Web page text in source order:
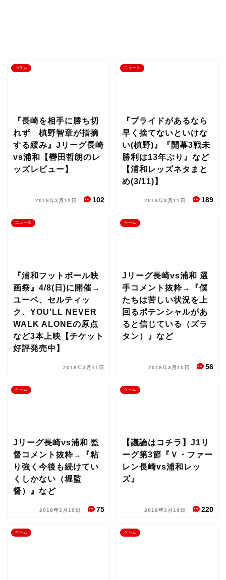
コラム
『長崎を相手に勝ち切
れず 槙野智章が指摘
する緩み』Jリーグ長崎
vs浦和【轡田哲朗のレ
ッズレビュー】
2018年3月12日 102
ニュース
『プライドがあるなら
早く捨てないといけな
い(槙野)』『開幕3戦未
勝利は13年ぶり』など
【浦和レッズネタまと
め(3/11)】
2018年3月11日 189
ニュース
『浦和フットボール映
画祭』4/8(日)に開催→
ユーベ、セルティッ
ク、YOU’LL NEVER
WALK ALONEの原点
など3本上映【チケット
好評発売中】
2018年3月11日
ゲーム
Jリーグ長崎vs浦和 選
手コメント抜粋→『僕
たちは苦しい状況を上
回るポテンシャルがあ
ると信じている（ズラ
タン）』など
2018年3月10日 56
ゲーム
Jリーグ長崎vs浦和 監
督コメント抜粋→『粘
り強く今後も続けてい
くしかない（堀監
督）』など
2018年3月10日 75
ゲーム
【議論はコチラ】J1リ
ーグ第3節『Ｖ・ファー
レン長崎vs浦和レッ
ズ』
2018年3月10日 220
ゲーム ゲーム